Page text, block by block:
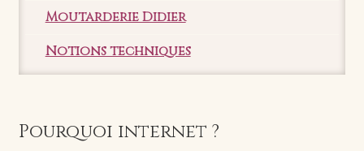
Moutarderie Didier
Notions techniques
Pourquoi internet ?